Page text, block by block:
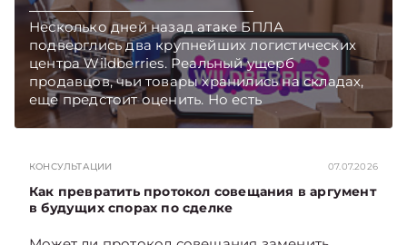
Несколько дней назад атаке БПЛА
подверглись два крупнейших логистических
центра Wildberries. Реальный ущерб
продавцов, чьи товары хранились на складах,
еще предстоит оценить. Но есть
первоочередные шаги, которые белорусские
компании «Экономические споры» Наталия
ТАБАЛА. Подписывайтесь на Telegram‑канал и
Viber. Главное об экономике Беларуси —
КОНСУЛЬТАЦИИ 07.07.2026
Как превратить протокол совещания в аргумент
в будущих спорах по сделке